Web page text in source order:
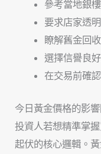
參考當地銀
要求店家透
瞭解舊金回
選擇信譽良
在交易前確
今日黃金價格的影
投資人若想精準掌
起伏的核心邏輯。